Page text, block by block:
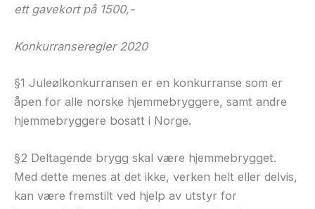
ett gavekort på 1500,-
Konkurranseregler 2020
§1 Juleølkonkurransen er en konkurranse som er
åpen for alle norske hjemmebryggere, samt andre
hjemmebryggere bosatt i Norge.
§2 Deltagende brygg skal være hjemmebrygget.
Med dette menes at det ikke, verken helt eller delvis,
kan være fremstilt ved hjelp av utstyr for